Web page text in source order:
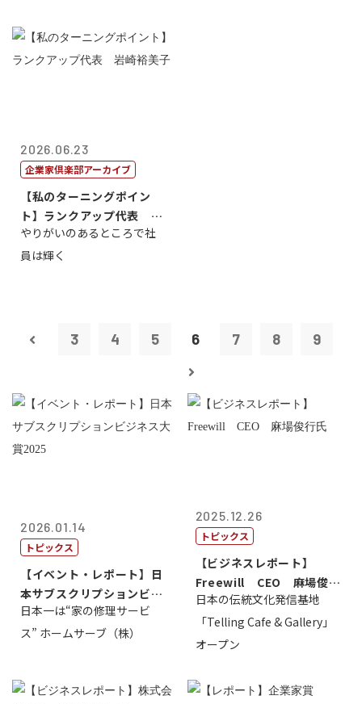
2026.06.23
企業家倶楽部アーカイブ
【私のターニングポイン
ト】ランクアップ代表 岩
崎裕美子
やりがいのあるところで社
員は輝く
3 4 5 6 7 8 9
2026.01.14
トピックス
【イベント・レポート】日
本サブスクリプションビジ
ネス大賞20...
日本一は“家の修理サービ
ス” ホームサーブ（株）
2025.12.26
トピックス
【ビジネスレポート】
Freewill CEO 麻場俊行
氏
日本の伝統文化発信基地
「Telling Cafe & Gallery」
オープン